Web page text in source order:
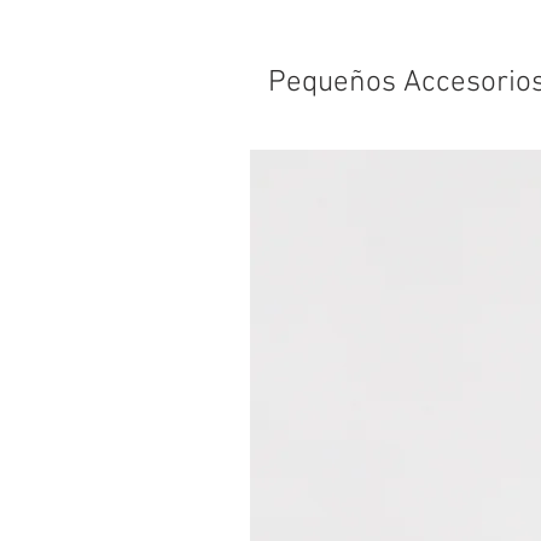
Pequeños